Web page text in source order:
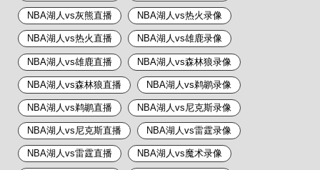
NBA湖人vs灰熊直播 NBA湖人vs热火录像
NBA湖人vs热火直播 NBA湖人vs雄鹿录像
NBA湖人vs雄鹿直播 NBA湖人vs森林狼录像
NBA湖人vs森林狼直播 NBA湖人vs鹈鹕录像
NBA湖人vs鹈鹕直播 NBA湖人vs尼克斯录像
NBA湖人vs尼克斯直播 NBA湖人vs雷霆录像
NBA湖人vs雷霆直播 NBA湖人vs魔术录像